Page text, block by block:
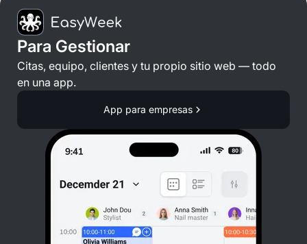
Para Gestionar
Citas, equipo, clientes y tu propio sitio web — todo
en una app.
App para empresas